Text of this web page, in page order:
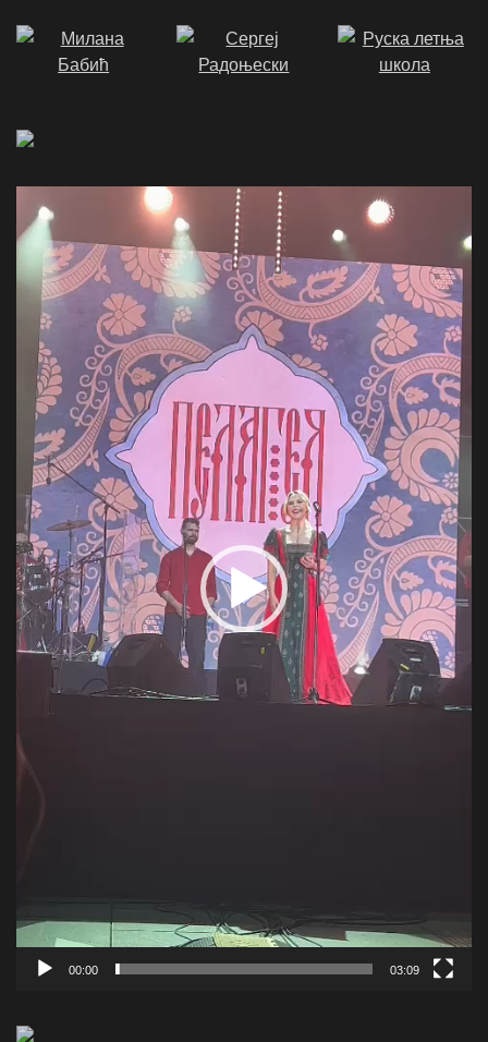
Player
00:00 03:09